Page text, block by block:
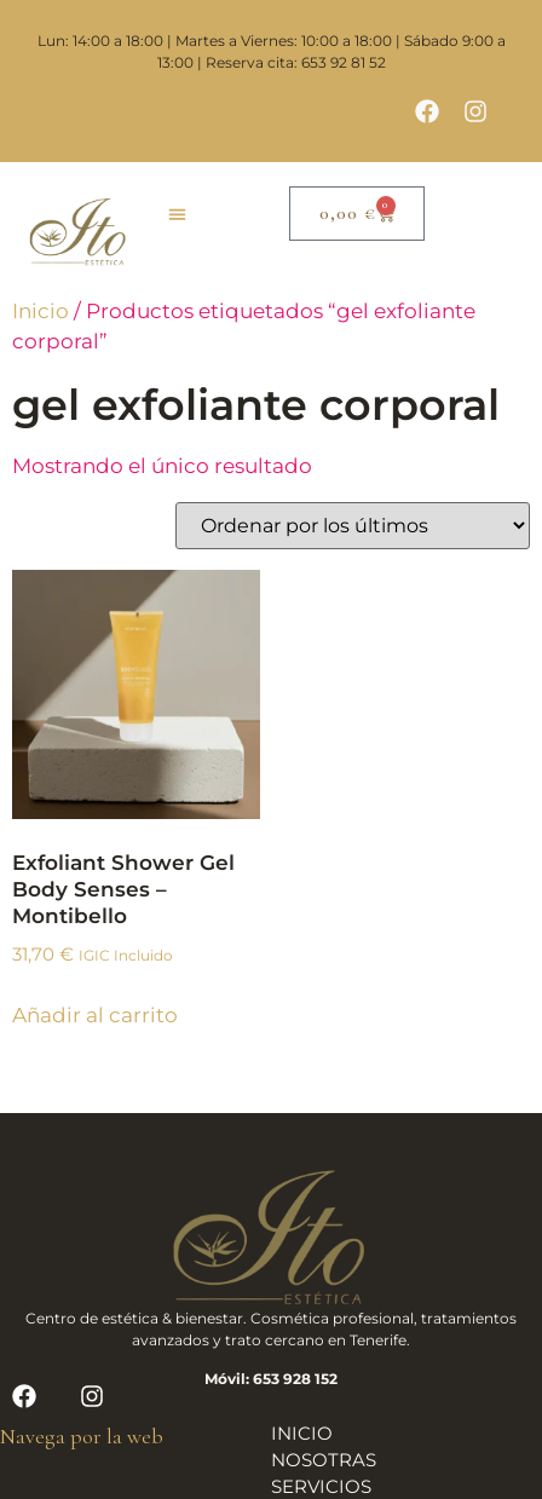
Lun: 14:00 a 18:00 | Martes a Viernes: 10:00 a 18:00 | Sábado 9:00 a
13:00 | Reserva cita: 653 92 81 52
0,00 € 0
Inicio / Productos etiquetados “gel exfoliante
corporal”
gel exfoliante corporal
Mostrando el único resultado
Exfoliant Shower Gel
Body Senses –
Montibello
31,70 € IGIC Incluido
Añadir al carrito
Centro de estética & bienestar. Cosmética profesional, tratamientos
avanzados y trato cercano en Tenerife.
Móvil: 653 928 152
Navega por la web
INICIO
NOSOTRAS
SERVICIOS